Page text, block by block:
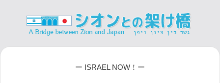
ー ISRAEL NOW！ー